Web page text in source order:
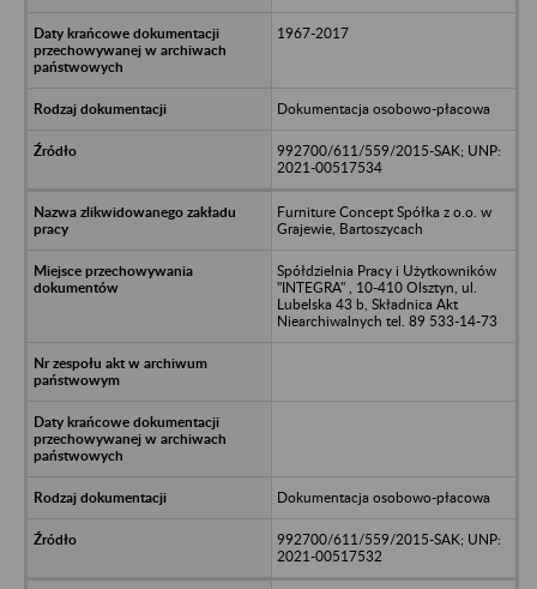
1967-2017
Dokumentacja osobowo-płacowa
992700/611/559/2015-SAK; UNP:
2021-00517534
Furniture Concept Spółka z o.o. w
Grajewie, Bartoszycach
Spółdzielnia Pracy i Użytkowników
"INTEGRA" , 10-410 Olsztyn, ul.
Lubelska 43 b, Składnica Akt
Niearchiwalnych tel. 89 533-14-73
Dokumentacja osobowo-płacowa
992700/611/559/2015-SAK; UNP:
2021-00517532